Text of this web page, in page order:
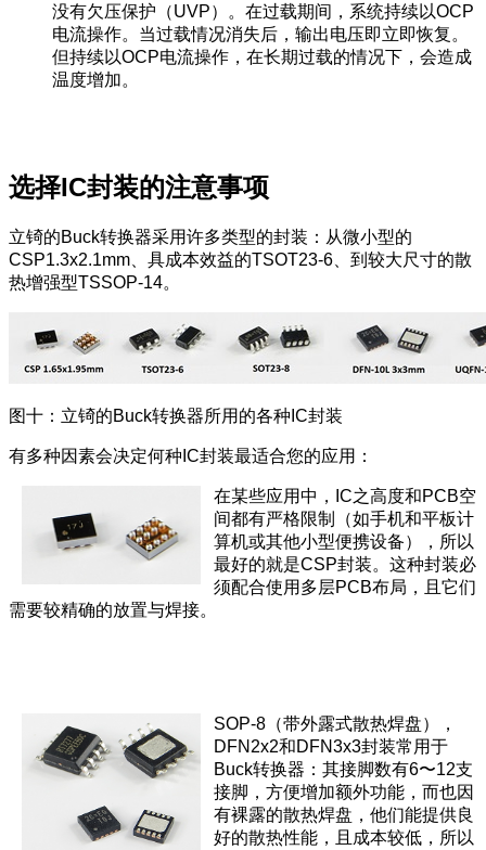
没有欠压保护（UVP）。在过载期间，系统持续以OCP
电流操作。当过载情况消失后，输出电压即立即恢复。
但持续以OCP电流操作，在长期过载的情况下，会造成
温度增加。
选择IC封装的注意事项
立锜的Buck转换器采用许多类型的封装：从微小型的
CSP1.3x2.1mm、具成本效益的TSOT23-6、到较大尺寸的散
热增强型TSSOP-14。
图十：立锜的Buck转换器所用的各种IC封装
有多种因素会决定何种IC封装最适合您的应用：
在某些应用中，IC之高度和PCB空
间都有严格限制（如手机和平板计
算机或其他小型便携设备），所以
最好的就是CSP封装。这种封装必
须配合使用多层PCB布局，且它们
需要较精确的放置与焊接。
SOP-8（带外露式散热焊盘），
DFN2x2和DFN3x3封装常用于
Buck转换器：其接脚数有6〜12支
接脚，方便增加额外功能，而也因
有裸露的散热焊盘，他们能提供良
好的散热性能，且成本较低，所以